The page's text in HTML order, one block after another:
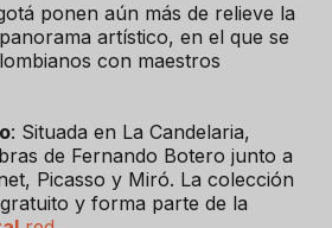
ponen aún más de relieve la
artístico, en el que se
con maestros
: Situada en La Candelaria,
de Fernando Botero junto a
Picasso y Miró. La colección
y forma parte de la